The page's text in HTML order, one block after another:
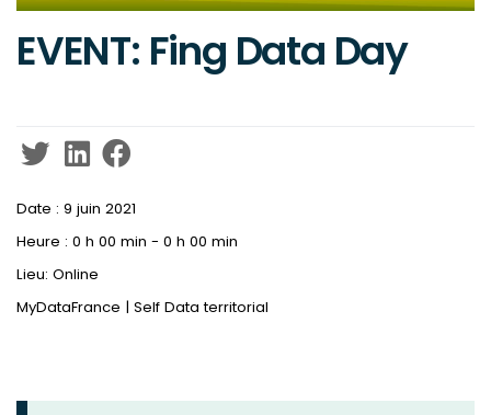
EVENT: Fing Data Day
Date : 9 juin 2021
Heure : 0 h 00 min - 0 h 00 min
Lieu: Online
MyDataFrance | Self Data territorial